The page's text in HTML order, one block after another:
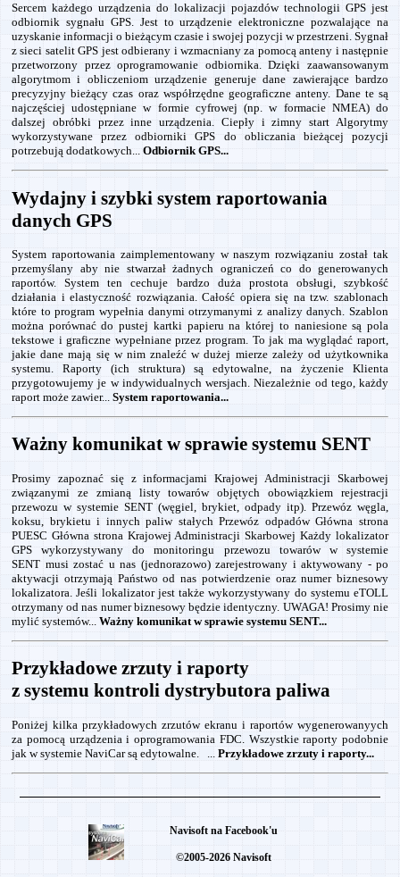
Sercem każdego urządzenia do lokalizacji pojazdów technologii GPS jest
odbiornik sygnału GPS. Jest to urządzenie elektroniczne pozwalające na
uzyskanie informacji o bieżącym czasie i swojej pozycji w przestrzeni. Sygnał
z sieci satelit GPS jest odbierany i wzmacniany za pomocą anteny i następnie
przetworzony przez oprogramowanie odbiornika. Dzięki zaawansowanym
algorytmom i obliczeniom urządzenie generuje dane zawierające bardzo
precyzyjny bieżący czas oraz współrzędne geograficzne anteny. Dane te są
najczęściej udostępniane w formie cyfrowej (np. w formacie NMEA) do
dalszej obróbki przez inne urządzenia. Ciepły i zimny start Algorytmy
wykorzystywane przez odbiorniki GPS do obliczania bieżącej pozycji
potrzebują dodatkowych... Odbiornik GPS...
Wydajny i szybki system raportowania
danych GPS
System raportowania zaimplementowany w naszym rozwiązaniu został tak
przemyślany aby nie stwarzał żadnych ograniczeń co do generowanych
raportów. System ten cechuje bardzo duża prostota obsługi, szybkość
działania i elastyczność rozwiązania. Całość opiera się na tzw. szablonach
które to program wypełnia danymi otrzymanymi z analizy danych. Szablon
można porównać do pustej kartki papieru na której to naniesione są pola
tekstowe i graficzne wypełniane przez program. To jak ma wyglądać raport,
jakie dane mają się w nim znaleźć w dużej mierze zależy od użytkownika
systemu. Raporty (ich struktura) są edytowalne, na życzenie Klienta
przygotowujemy je w indywidualnych wersjach. Niezależnie od tego, każdy
raport może zawier... System raportowania...
Ważny komunikat w sprawie systemu SENT
Prosimy zapoznać się z informacjami Krajowej Administracji Skarbowej
związanymi ze zmianą listy towarów objętych obowiązkiem rejestracji
przewozu w systemie SENT (węgiel, brykiet, odpady itp). Przewóz węgla,
koksu, brykietu i innych paliw stałych Przewóz odpadów Główna strona
PUESC Główna strona Krajowej Administracji Skarbowej Każdy lokalizator
GPS wykorzystywany do monitoringu przewozu towarów w systemie
SENT musi zostać u nas (jednorazowo) zarejestrowany i aktywowany - po
aktywacji otrzymają Państwo od nas potwierdzenie oraz numer biznesowy
lokalizatora. Jeśli lokalizator jest także wykorzystywany do systemu eTOLL
otrzymany od nas numer biznesowy będzie identyczny. UWAGA! Prosimy nie
mylić systemów... Ważny komunikat w sprawie systemu SENT...
Przykładowe zrzuty i raporty
z systemu kontroli dystrybutora paliwa
Poniżej kilka przykładowych zrzutów ekranu i raportów wygenerowanyych
za pomocą urządzenia i oprogramowania FDC. Wszystkie raporty podobnie
jak w systemie NaviCar są edytowalne. ... Przykładowe zrzuty i raporty...
Navisoft na Facebook'u
©2005-2026 Navisoft